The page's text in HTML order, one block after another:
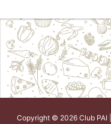
Copyright © 2026 Club PAI